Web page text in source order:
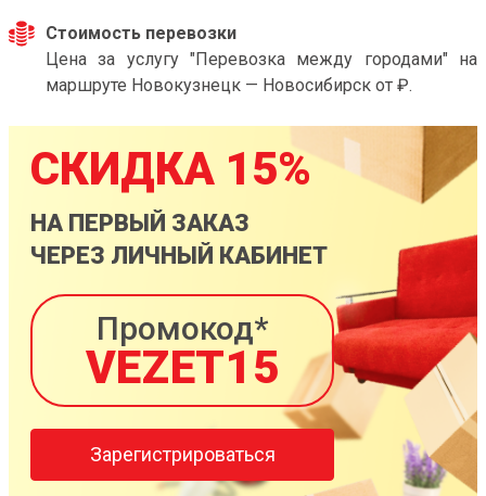
Стоимость перевозки
Цена за услугу "Перевозка между городами" на
маршруте Новокузнецк — Новосибирск от ₽.
СКИДКА 15%
НА ПЕРВЫЙ ЗАКАЗ
ЧЕРЕЗ ЛИЧНЫЙ КАБИНЕТ
Промокод*
VEZET15
Зарегистрироваться